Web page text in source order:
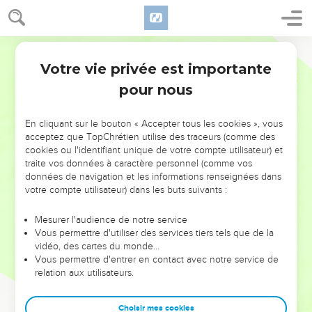
NE MANQUEZ PAS L’ÉVÉNEMENT
DE L’ANNÉE !
ET SI LEURS ERREURS POUVAIENT VOUS ÉVITER LES
VOTRES ?
leur foi ou leur vision. Mais on voit moins les doutes, les erreurs
et les saisons difficiles qu'ils ont traversés, alors même que ce
sont elles qui les ont façonnés.
Dans cette conférence, leaders, entrepreneurs, et responsables
clés pour avancer avec plus de sagesse afin que leurs erreurs
Votre vie privée est importante
pour nous
En cliquant sur le bouton « Accepter tous les cookies », vous
acceptez que TopChrétien utilise des traceurs (comme des
cookies ou l'identifiant unique de votre compte utilisateur) et
traite vos données à caractère personnel (comme vos
données de navigation et les informations renseignées dans
votre compte utilisateur) dans les buts suivants :
Mesurer l'audience de notre service
Vous permettre d'utiliser des services tiers tels que de la
vidéo, des cartes du monde…
Vous permettre d'entrer en contact avec notre service de
relation aux utilisateurs.
Choisir mes cookies